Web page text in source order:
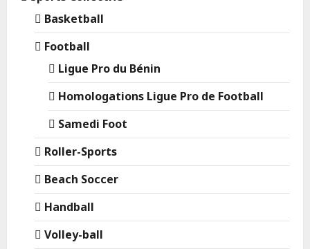
Basketball
Football
Ligue Pro du Bénin
Homologations Ligue Pro de Football
Samedi Foot
Roller-Sports
Beach Soccer
Handball
Volley-ball